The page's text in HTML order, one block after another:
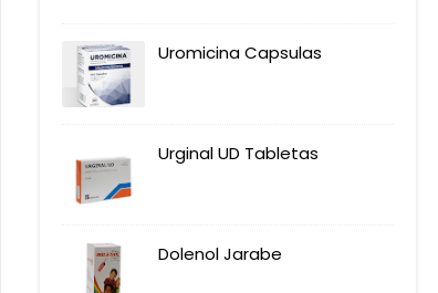
Uromicina Capsulas
Urginal UD Tabletas
Dolenol Jarabe